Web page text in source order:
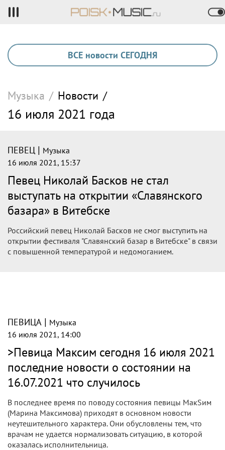
ВСЕ новости СЕГОДНЯ
Музыка / Новости /
16 июля 2021 года
ПЕВЕЦ | Музыка
16 июля 2021, 15:37
Певец Николай Басков не стал
выступать на открытии «Славянского
базара» в Витебске
Российский певец Николай Басков не смог выступить на
открытии фестиваля "Славянский базар в Витебске" в связи
с повышенной температурой и недомоганием.
ПЕВИЦА | Музыка
16 июля 2021, 14:00
>Певица Максим сегодня 16 июля 2021
последние новости о состоянии на
16.07.2021 что случилось
В последнее время по поводу состояния певицы МакSим
(Марина Максимова) приходят в основном новости
неутешительного характера. Они обусловлены тем, что
врачам не удается нормализовать ситуацию, в которой
оказалась исполнительница.